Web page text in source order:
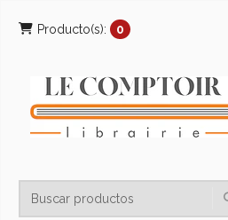
Producto(s): 0